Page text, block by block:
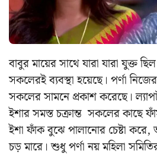
বাবুর মায়ের সাথে যারা যারা যুক্ত
সকলেরই ব্যবস্থা হয়েছে। পর্ণা
সকলের সামনে প্রকাশ করেছে।
ইশার সমস্ত চক্রান্ত সকলের কাছে
ইশা ফাঁক বুঝে পালানোর চেষ্টা করে,
চড় মারে। শুধু পর্ণা নয় মহিলা